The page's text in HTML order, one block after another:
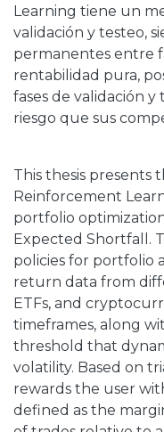
Learning tiene un
validación y testeo,
permanentes entre
rentabilidad pura,
fases de validación
riesgo que sus
This thesis presents
Reinforcement
portfolio
Expected Shortfall.
policies for portfolio
return data from
ETFs, and
timeframes, along
threshold that
volatility. Based on
rewards the user
defined as the